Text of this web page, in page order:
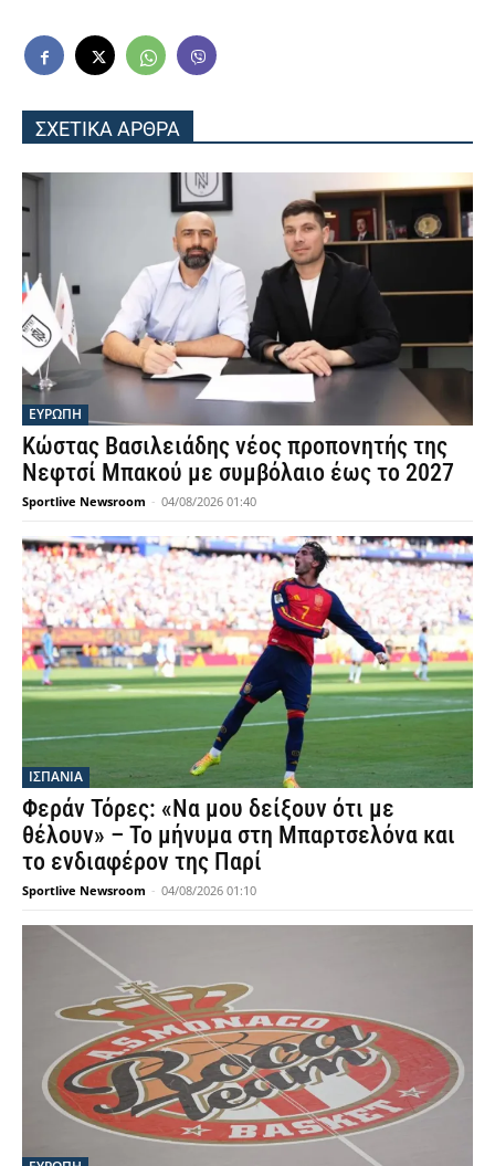
ΣΧΕΤΙΚΑ ΑΡΘΡΑ
ΕΥΡΩΠΗ
Κώστας Βασιλειάδης νέος προπονητής της
Νεφτσί Μπακού με συμβόλαιο έως το 2027
Sportlive Newsroom - 04/08/2026 01:40
ΙΣΠΑΝΙΑ
Φεράν Τόρες: «Να μου δείξουν ότι με
θέλουν» – Το μήνυμα στη Μπαρτσελόνα και
το ενδιαφέρον της Παρί
Sportlive Newsroom - 04/08/2026 01:10